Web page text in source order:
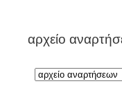
αρχείο